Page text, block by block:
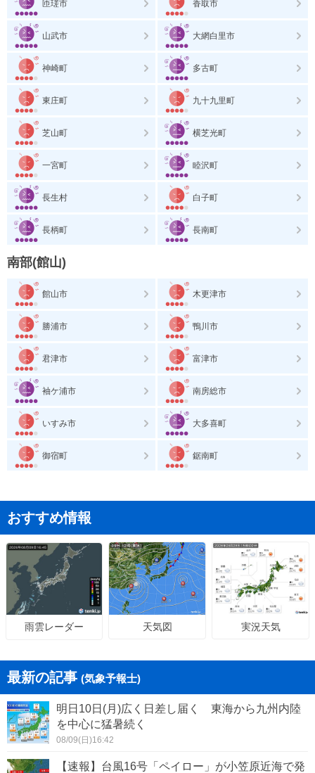
匝瑳市 香取市
山武市 大網白里市
神崎町 多古町
東庄町 九十九里町
芝山町 横芝光町
一宮町 睦沢町
長生村 白子町
長柄町 長南町
南部(館山)
館山市 木更津市
勝浦市 鴨川市
君津市 富津市
袖ケ浦市 南房総市
いすみ市 大多喜町
御宿町 鋸南町
おすすめ情報
雨雲レーダー 天気図 実況天気
最新の記事 (気象予報士)
明日10日(月)広く日差し届く 東海から九州内陸
を中心に猛暑続く
08/09(日)16:42
【速報】台風16号「ペイロー」が小笠原近海で発